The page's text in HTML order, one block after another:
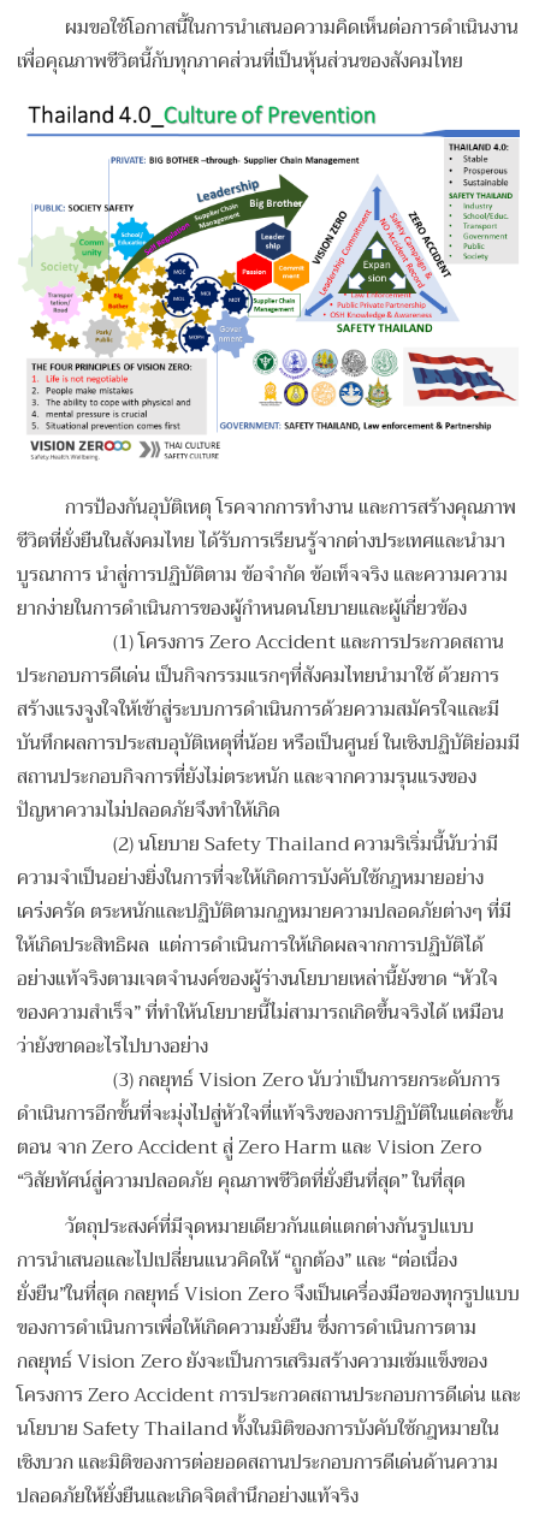
ผมขอใช้โอกาสนี้ในการนำเสนอความคิดเห็นต่อการดำเนินงาน
เพื่อคุณภาพชีวิตนี้กับทุกภาคส่วนที่เป็นหุ้นส่วนของสังคมไทย
การป้องกันอุบัติเหตุ โรคจากการทำงาน และการสร้างคุณภาพ
ชีวิตที่ยั่งยืนในสังคมไทย ได้รับการเรียนรู้จากต่างประเทศและนำมา
บูรณาการ นำสู่การปฏิบัติตาม ข้อจำกัด ข้อเท็จจริง และความความ
ยากง่ายในการดำเนินการของผู้กำหนดนโยบายและผู้เกี่ยวข้อง
(1) โครงการ Zero Accident และการประกวดสถาน
ประกอบการดีเด่น เป็นกิจกรรมแรกๆที่สังคมไทยนำมาใช้ ด้วยการ
สร้างแรงจูงใจให้เข้าสู่ระบบการดำเนินการด้วยความสมัครใจและมี
บันทึกผลการประสบอุบัติเหตุที่น้อย หรือเป็นศูนย์ ในเชิงปฏิบัติย่อมมี
สถานประกอบกิจการที่ยังไม่ตระหนัก และจากความรุนแรงของ
ปัญหาความไม่ปลอดภัยจึงทำให้เกิด
(2) นโยบาย Safety Thailand ความริเริ่มนี้นับว่ามี
ความจำเป็นอย่างยิ่งในการที่จะให้เกิดการบังคับใช้กฎหมายอย่าง
เคร่งครัด ตระหนักและปฏิบัติตามกฏหมายความปลอดภัยต่างๆ ที่มี
ให้เกิดประสิทธิผล แต่การดำเนินการให้เกิดผลจากการปฏิบัติได้
อย่างแท้จริงตามเจตจำนงค์ของผู้ร่างนโยบายเหล่านี้ยังขาด “หัวใจ
ของความสำเร็จ” ที่ทำให้นโยบายนี้ไม่สามารถเกิดขึ้นจริงได้ เหมือน
ว่ายังขาดอะไรไปบางอย่าง
(3) กลยุทธ์ Vision Zero นับว่าเป็นการยกระดับการ
ดำเนินการอีกขั้นที่จะมุ่งไปสู่หัวใจที่แท้จริงของการปฏิบัติในแต่ละขั้น
ตอน จาก Zero Accident สู่ Zero Harm และ Vision Zero
“วิสัยทัศน์สู่ความปลอดภัย คุณภาพชีวิตที่ยั่งยืนที่สุด” ในที่สุด
วัตถุประสงค์ที่มีจุดหมายเดียวกันแต่แตกต่างกันรูปแบบ
การนำเสนอและไปเปลี่ยนแนวคิดให้ “ถูกต้อง” และ “ต่อเนื่อง
ยั่งยืน”ในที่สุด กลยุทธ์ Vision Zero จึงเป็นเครื่องมือของทุกรูปแบบ
ของการดำเนินการเพื่อให้เกิดความยั่งยืน ซึ่งการดำเนินการตาม
กลยุทธ์ Vision Zero ยังจะเป็นการเสริมสร้างความเข้มแข็งของ
โครงการ Zero Accident การประกวดสถานประกอบการดีเด่น และ
นโยบาย Safety Thailand ทั้งในมิติของการบังคับใช้กฎหมายใน
เชิงบวก และมิติของการต่อยอดสถานประกอบการดีเด่นด้านความ
ปลอดภัยให้ยั่งยืนและเกิดจิตสำนึกอย่างแท้จริง